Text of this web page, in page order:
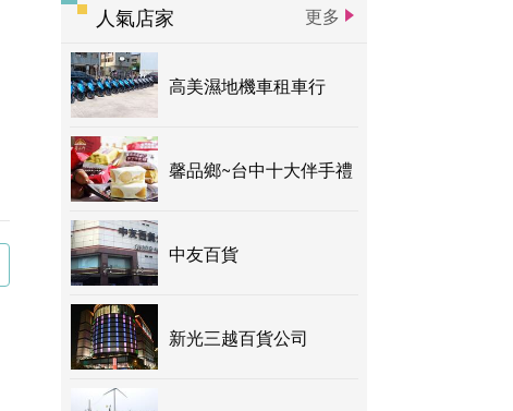
人氣店家 更多
高美濕地機車租車行
馨品鄉~台中十大伴手禮
中友百貨
新光三越百貨公司